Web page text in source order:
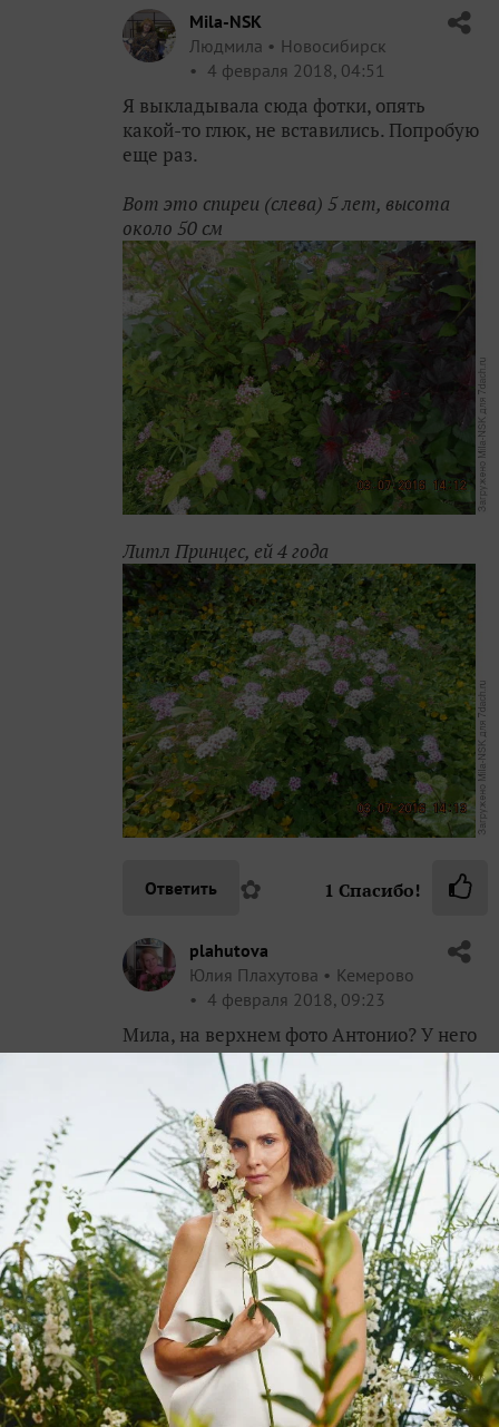
Mila-NSK
Людмила
Новосибирск
4 февраля 2018, 04:51
Я выкладывала сюда фотки, опять
какой-то глюк, не вставились. Попробую
еще раз.
Вот это спиреи (слева) 5 лет, высота
около 50 см
Литл Принцес, ей 4 года
Ответить ✿ 1 Спасибо!
plahutova
Юлия Плахутова
Кемерово
4 февраля 2018, 09:23
Мила, на верхнем фото Антонио? У него
цветочки темнее, чем у Принцесс? Или
такие же? на фото в Им цветы у Антонио
малиновые.
Ответить ✿
Mila-NSK
Людмила
Новосибирск
4 февраля 2018, 11:44
Нет, это не Атонио. У этой спиреи листья
светло-зеленые и цветки розовые. А у
Атонио листья темнее и цветочки
малиновые. Просто у меня фотоаппарат
правильный цвет не передает. Антонио